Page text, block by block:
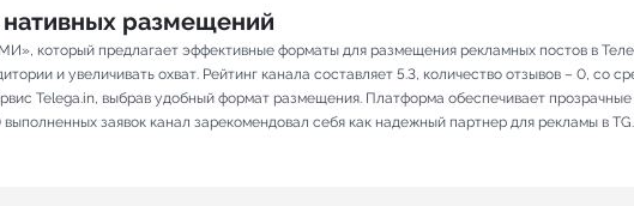
нативных размещений
который предлагает эффективные форматы для размещения рекламных постов в
и увеличивать охват. Рейтинг канала составляет 5.3, количество отзывов – 0, со
Telega.in, выбрав удобный формат размещения. Платформа обеспечивает
заявок канал зарекомендовал себя как надежный партнер для рекламы в